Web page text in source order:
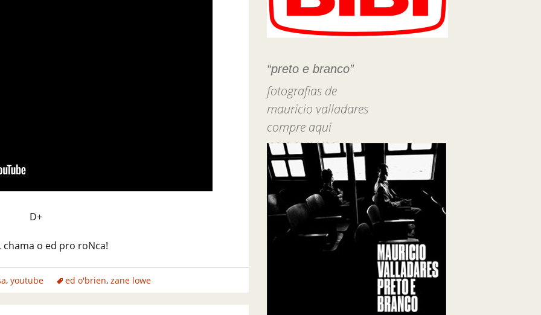
D+
chama o ed pro roNca!
, youtube ed o'brien, zane lowe
“preto e branco”
fotografias de
mauricio valladares
compre aqui